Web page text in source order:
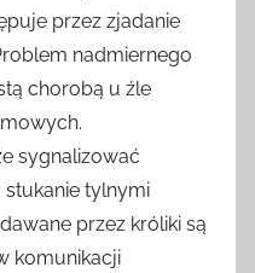
przez zjadanie
nadmiernego
chorobą u źle
sygnalizować
stukanie tylnymi
przez króliki są
komunikacji